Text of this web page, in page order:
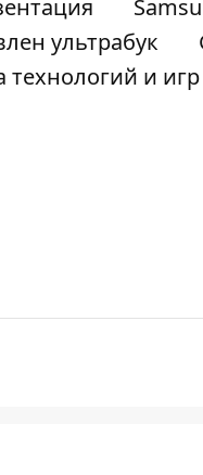
ультрабук
технологий и